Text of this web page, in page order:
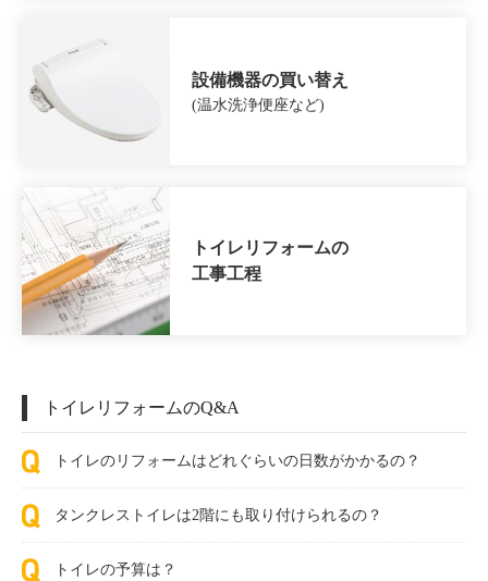
設備機器の買い替え
(温水洗浄便座など)
トイレリフォームの
工事工程
トイレリフォームのQ&A
トイレのリフォームはどれぐらいの日数がかかるの？
タンクレストイレは2階にも取り付けられるの？
トイレの予算は？